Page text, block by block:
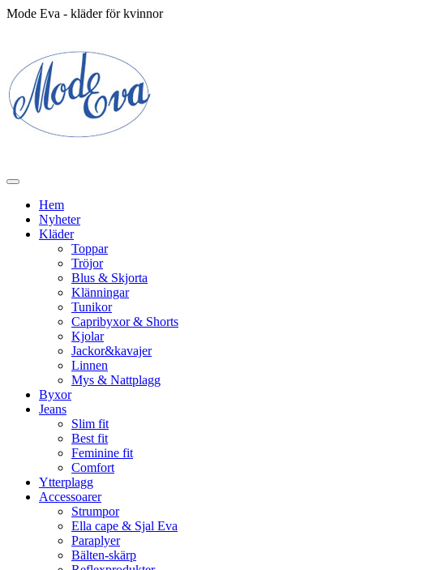
Mode Eva - kläder för kvinnor
Hem
Nyheter
Kläder
Toppar
Tröjor
Blus & Skjorta
Klänningar
Tunikor
Capribyxor & Shorts
Kjolar
Jackor&kavajer
Linnen
Mys & Nattplagg
Byxor
Jeans
Slim fit
Best fit
Feminine fit
Comfort
Ytterplagg
Accessoarer
Strumpor
Ella cape & Sjal Eva
Paraplyer
Bälten-skärp